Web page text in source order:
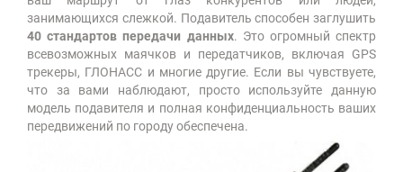
занимающихся слежкой. Подавитель способен заглушить
40 стандартов передачи данных. Это огромный спектр
всевозможных маячков и передатчиков, включая GPS
трекеры, ГЛОНАСС и многие другие. Если вы чувствуете,
что за вами наблюдают, просто используйте данную
модель подавителя и полная конфиденциальность ваших
передвижений по городу обеспечена.